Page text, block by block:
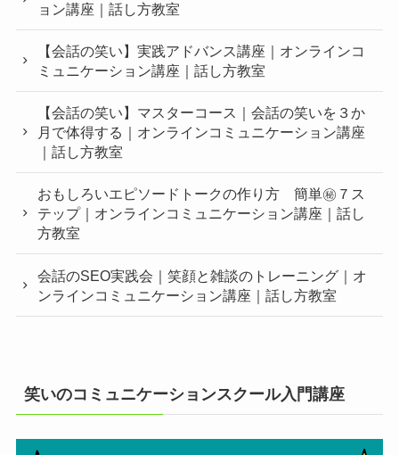
ョン講座｜話し方教室
【会話の笑い】実践アドバンス講座｜オンラインコ
ミュニケーション講座｜話し方教室
【会話の笑い】マスターコース｜会話の笑いを３か
月で体得する｜オンラインコミュニケーション講座
｜話し方教室
おもしろいエピソードトークの作り方 簡単㊙︎７ス
テップ｜オンラインコミュニケーション講座｜話し
方教室
会話のSEO実践会｜笑顔と雑談のトレーニング｜オ
ンラインコミュニケーション講座｜話し方教室
笑いのコミュニケーションスクール入門講座